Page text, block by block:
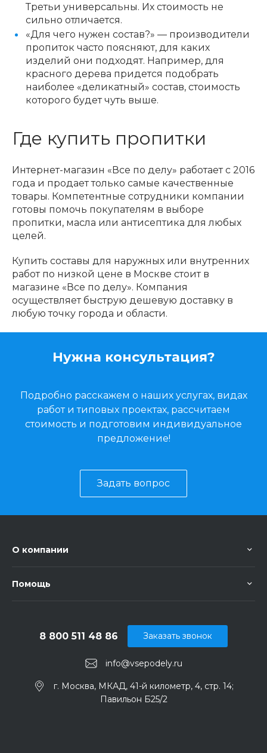
Третьи универсальны. Их стоимость не
сильно отличается.
«Для чего нужен состав?» — производители
пропиток часто поясняют, для каких
изделий они подходят. Например, для
красного дерева придется подобрать
наиболее «деликатный» состав, стоимость
которого будет чуть выше.
Где купить пропитки
Интернет-магазин «Все по делу» работает с 2016
года и продает только самые качественные
товары. Компетентные сотрудники компании
готовы помочь покупателям в выборе
пропитки, масла или антисептика для любых
целей.
Купить составы для наружных или внутренних
работ по низкой цене в Москве стоит в
магазине «Все по делу». Компания
осуществляет быструю дешевую доставку в
любую точку города и области.
Нужна консультация?
Подробно расскажем о наших услугах, видах
работ и типовых проектах, рассчитаем
стоимость и подготовим индивидуальное
предложение!
Задать вопрос
О компании
Помощь
info@vsepodely.ru
8 800 511 48 86
г. Москва, МКАД, 41-й километр, 4, стр. 14;
Павильон Б25/2
Заказать звонок